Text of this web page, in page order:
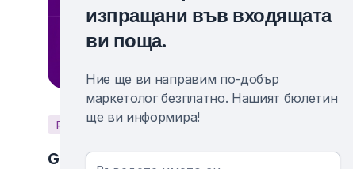
изпращани във входящата
ви поща.
Ние ще ви направим по-добър
маркетолог безплатно. Нашият бюлетин
ще ви информира!
PPC Данни и фийдове
Google Shopping промоции: